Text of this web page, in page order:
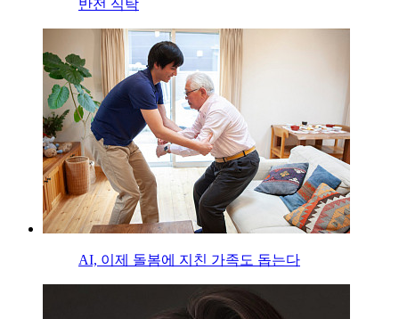
반전 식탁
AI, 이제 돌봄에 지친 가족도 돕는다